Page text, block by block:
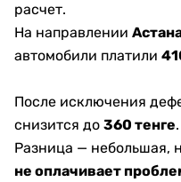
расчет.
На направлении
автомобили платили
После исключения
снизится до 360 тенге.
Разница — небольшая,
не оплачивает